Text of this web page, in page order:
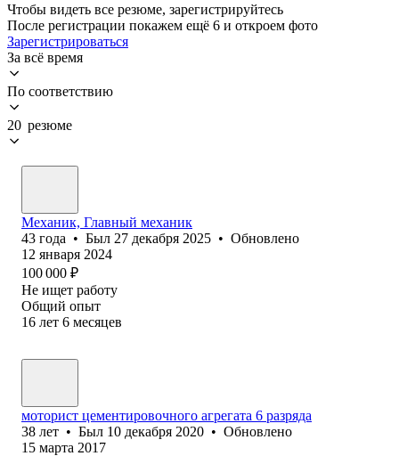
Чтобы видеть все резюме, зарегистрируйтесь
После регистрации покажем ещё 6 и откроем фото
Зарегистрироваться
За всё время
По соответствию
20 резюме
Механик, Главный механик
43 года • Был 27 декабря 2025 • Обновлено
12 января 2024
100 000 ₽
Не ищет работу
Общий опыт
16 лет 6 месяцев
моторист цементировочного агрегата 6 разряда
38 лет • Был 10 декабря 2020 • Обновлено
15 марта 2017